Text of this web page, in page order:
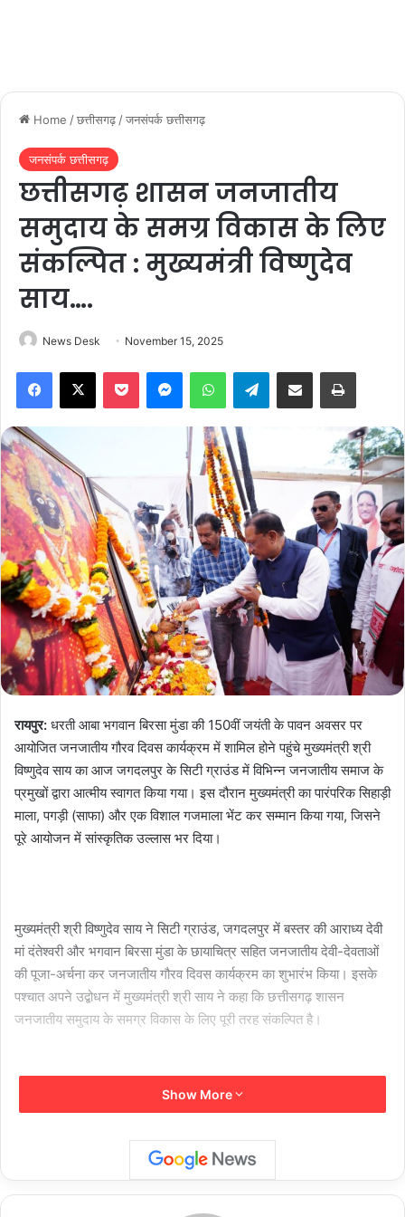
Home /छत्तीसगढ़ /जनसंपर्क छत्तीसगढ़
जनसंपर्क छत्तीसगढ़
छत्तीसगढ़ शासन जनजातीय
समुदाय के समग्र विकास के लिए
संकल्पित : मुख्यमंत्री विष्णुदेव
साय….
News Desk November 15, 2025
Telegram
रायपुर: धरती आबा भगवान बिरसा मुंडा की 150वीं जयंती के पावन अवसर पर
आयोजित जनजातीय गौरव दिवस कार्यक्रम में शामिल होने पहुंचे मुख्यमंत्री श्री
विष्णुदेव साय का आज जगदलपुर के सिटी ग्राउंड में विभिन्न जनजातीय समाज के
प्रमुखों द्वारा आत्मीय स्वागत किया गया। इस दौरान मुख्यमंत्री का पारंपरिक सिहाड़ी
माला, पगड़ी (साफा) और एक विशाल गजमाला भेंट कर सम्मान किया गया, जिसने
पूरे आयोजन में सांस्कृतिक उल्लास भर दिया।
मुख्यमंत्री श्री विष्णुदेव साय ने सिटी ग्राउंड, जगदलपुर में बस्तर की आराध्य देवी
मां दंतेश्वरी और भगवान बिरसा मुंडा के छायाचित्र सहित जनजातीय देवी-देवताओं
की पूजा-अर्चना कर जनजातीय गौरव दिवस कार्यक्रम का शुभारंभ किया। इसके
पश्चात अपने उद्बोधन में मुख्यमंत्री श्री साय ने कहा कि छत्तीसगढ़ शासन
जनजातीय समुदाय के समग्र विकास के लिए पूरी तरह संकल्पित है।
मुख्यमंत्री ने जनजातीय उत्थान और सम्मान के लिए उठाए गए ऐतिहासिक राष्ट्रीय
पत्थर रखे गए हैं। उन्होंने पूर्व प्रधानमंत्री श्री अटल बिहारी वाजपेयी जी के
दूरदर्शी नेतृत्व को याद किया, जिनके कार्यकाल में ही आदिवासी बहुल छत्तीसगढ़ और
झारखंड राज्यों का गठन किया गया। मुख्यमंत्री ने इसे जनजातीय पहचान को
Show More